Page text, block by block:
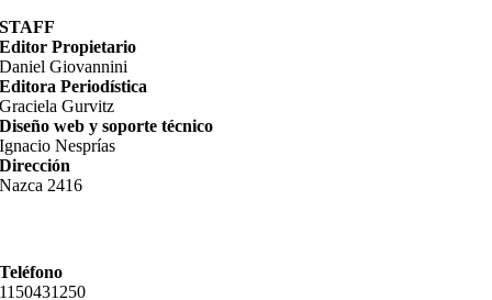
STAFF
Editor Propietario
Daniel Giovannini
Editora Periodística
Graciela Gurvitz
Diseño web y soporte técnico
Ignacio Nesprías
Dirección
Nazca 2416
Teléfono
11­50431250